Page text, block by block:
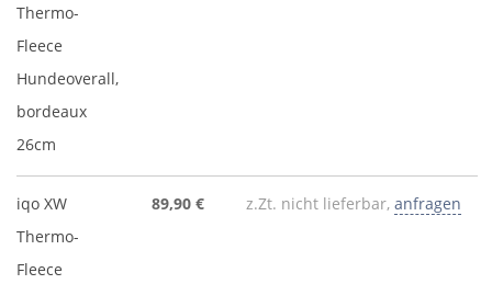
Thermo-
Fleece
Hundeoverall,
bordeaux
26cm
iqo XW
Thermo-
Fleece
89,90 € z.Zt. nicht lieferbar, anfragen